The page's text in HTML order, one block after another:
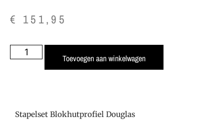
€ 151,95
Toevoegen aan winkelwagen
Stapelset Blokhutprofiel Douglas